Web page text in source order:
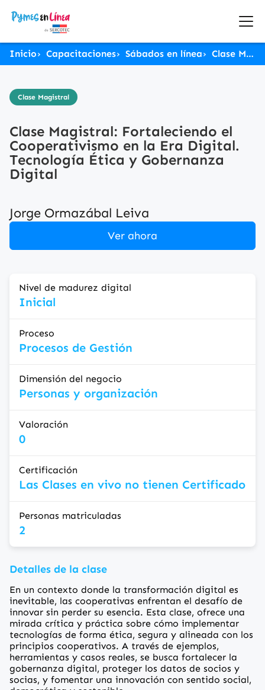
Inicio Capacitaciones Sábados en línea Clase Magistral: Fortaleciendo el Cooperativismo en la Era Digital. Tecnología Ética y Gobernanza Digital
Clase Magistral
Clase Magistral: Fortaleciendo el
Cooperativismo en la Era Digital.
Tecnología Ética y Gobernanza
Digital
Jorge Ormazábal Leiva
Ver ahora
Nivel de madurez digital
Inicial
Proceso
Procesos de Gestión
Dimensión del negocio
Personas y organización
Valoración
0
Certificación
Las Clases en vivo no tienen Certificado
Personas matriculadas
2
Detalles de la clase
En un contexto donde la transformación digital es
inevitable, las cooperativas enfrentan el desafío de
innovar sin perder su esencia. Esta clase, ofrece una
mirada crítica y práctica sobre cómo implementar
tecnologías de forma ética, segura y alineada con los
principios cooperativos. A través de ejemplos,
herramientas y casos reales, se busca fortalecer la
gobernanza digital, proteger los datos de socios y
socias, y fomentar una innovación con sentido social,